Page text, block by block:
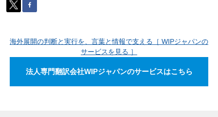
海外展開の判断と実行を、言葉と情報で支える［ WIPジャパンの
サービスを見る ］
法人専門翻訳会社WIPジャパンのサービスはこちら